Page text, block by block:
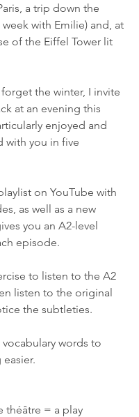
a trip down the
with Emilie) and, at
of the Eiffel Tower lit
the winter, I invite
at an evening this
enjoyed and
with you in five
on YouTube with
as well as a new
you an A2-level
episode.
to listen to the A2
listen to the original
the subtleties.
vocabulary words to
théâtre = a play